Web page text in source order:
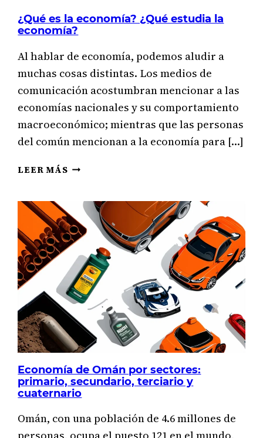
¿Qué es la economía? ¿Qué estudia la
economía?
Al hablar de economía, podemos aludir a
muchas cosas distintas. Los medios de
comunicación acostumbran mencionar a las
economías nacionales y su comportamiento
macroeconómico; mientras que las personas
del común mencionan a la economía para […]
LEER MÁS ¿QUÉ
ECONOMÍA?
¿QUÉ
ESTUDIA
LA
ECONOMÍA?
Economía de Omán por sectores:
primario, secundario, terciario y
cuaternario
Omán, con una población de 4.6 millones de